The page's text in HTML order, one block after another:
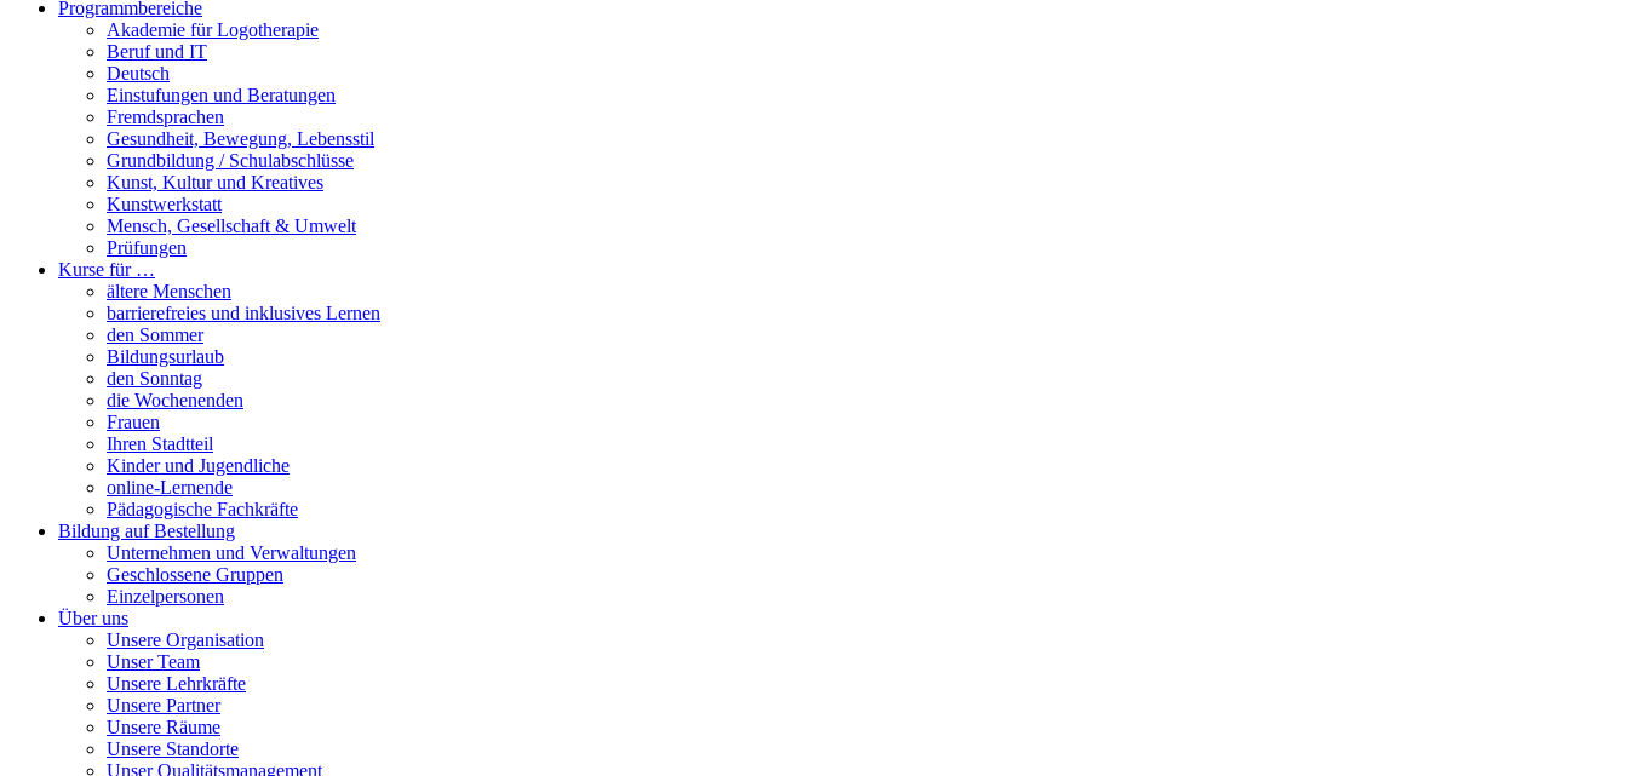
Programmbereiche
Akademie für Logotherapie
Beruf und IT
Deutsch
Einstufungen und Beratungen
Fremdsprachen
Gesundheit, Bewegung, Lebensstil
Grundbildung / Schulabschlüsse
Kunst, Kultur und Kreatives
Kunstwerkstatt
Mensch, Gesellschaft & Umwelt
Prüfungen
Kurse für …
ältere Menschen
barrierefreies und inklusives Lernen
den Sommer
Bildungsurlaub
den Sonntag
die Wochenenden
Frauen
Ihren Stadtteil
Kinder und Jugendliche
online-Lernende
Pädagogische Fachkräfte
Bildung auf Bestellung
Unternehmen und Verwaltungen
Geschlossene Gruppen
Einzelpersonen
Über uns
Unsere Organisation
Unser Team
Unsere Lehrkräfte
Unsere Partner
Unsere Räume
Unsere Standorte
Unser Qualitätsmanagement